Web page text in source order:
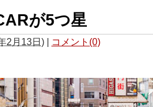
が5つ星
2月13日) | コメント(0)